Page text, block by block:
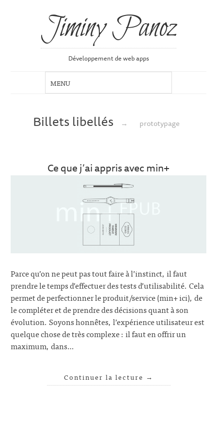
Jiminy Panoz
Développement de web apps
Billets libellés → prototypage
Ce que j’ai appris avec min+
Parce qu’on ne peut pas tout faire à l’instinct, il faut
prendre le temps d’effectuer des tests d’utilisabilité. Cela
permet de perfectionner le produit/service (min+ ici), de
le compléter et de prendre des décisions quant à son
évolution. Soyons honnêtes, l’expérience utilisateur est
quelque chose de très complexe : il faut en offrir un
maximum, dans…
Continuer la lecture →